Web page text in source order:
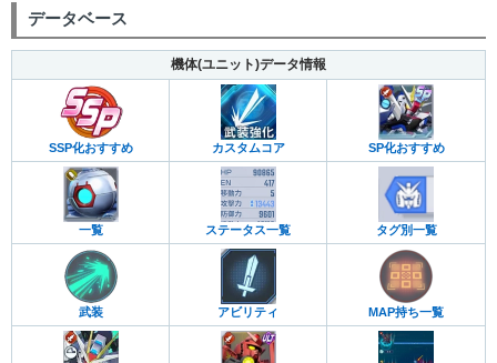
データベース
機体(ユニット)データ情報
SSP化おすすめ カスタムコア SP化おすすめ
一覧 ステータス一覧 タグ別一覧
武装 アビリティ MAP持ち一覧